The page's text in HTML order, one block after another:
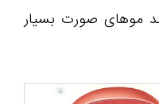
موهای صورت بسیار